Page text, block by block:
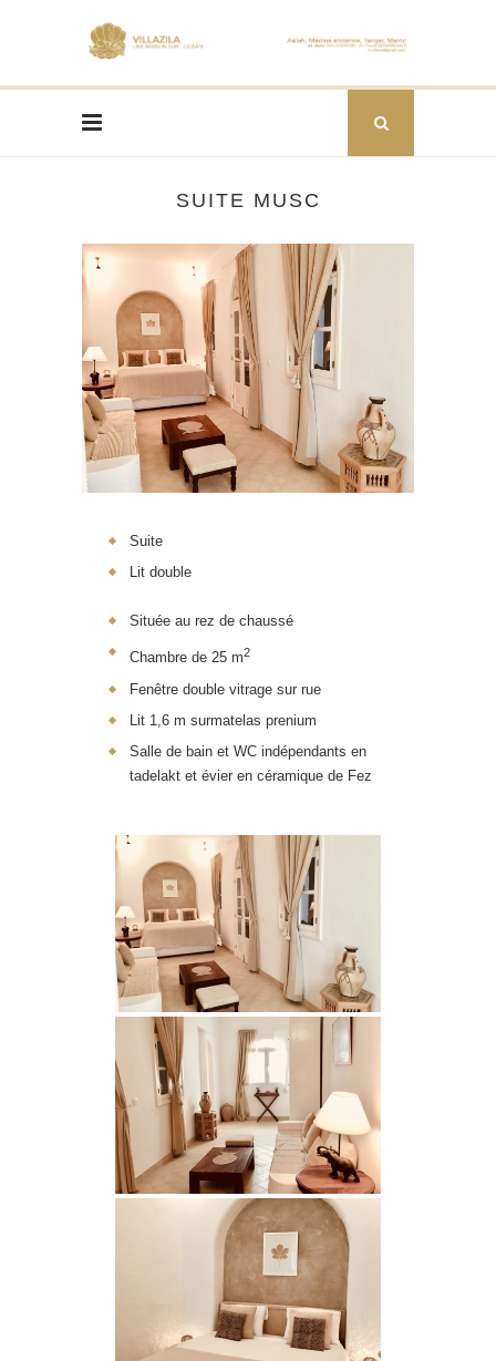
SUITE MUSC
Suite
Lit double
Située au rez de chaussé
Chambre de 25 m2
Fenêtre double vitrage sur rue
Lit 1,6 m surmatelas prenium
Salle de bain et WC indépendants en
tadelakt et évier en céramique de Fez